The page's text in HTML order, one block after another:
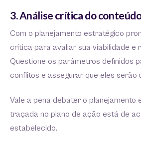
3. Análise crítica do
Com o planejamento estratégico
crítica para avaliar sua viabilidade e
Questione os parâmetros definidos
conflitos e assegurar que eles serão
Vale a pena debater o planejamento
traçada no plano de ação está de
estabelecido.